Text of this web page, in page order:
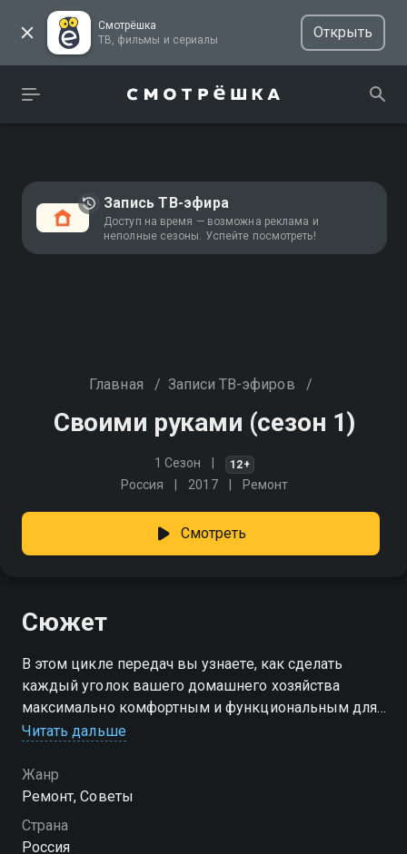
Смотрёшка
ТВ, фильмы и сериалы
Открыть
Запись ТВ-эфира
Доступ на время — возможна реклама и
неполные сезоны. Успейте посмотреть!
Главная / Записи ТВ-эфиров /
Своими руками (сезон 1)
1 Сезон 12+
Россия 2017 Ремонт
Смотреть
Сюжет
В этом цикле передач вы узнаете, как сделать
каждый уголок вашего домашнего хозяйства
максимально комфортным и функциональным для
пернатых и четвероногих друзей
Посмотреть онлайн 1 сезон сериала Своими руками
вы можете совершенно бесплатно в хорошем HD
качестве на Смотрёшке
Читать дальше
Жанр
Ремонт, Советы
Страна
Россия